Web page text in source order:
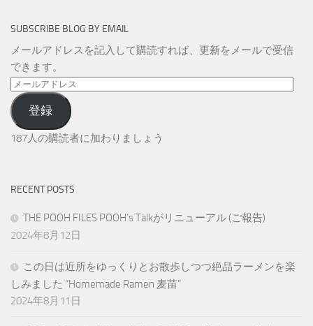
SUBSCRIBE BLOG BY EMAIL
メールアドレスを記入して購読すれば、更新をメールで受信
できます。
メ
ー
ル
ア
ス
登録
187人の購読者に加わりましょう
RECENT POSTS
THE POOH FILES POOH’s Talkがリニューアル (ご報告)
2024年8月12日
この日は近所をゆっくりとお散歩しつつ絶品ラーメンを楽
しみました “Homemade Ramen 麦苗”
2024年8月11日